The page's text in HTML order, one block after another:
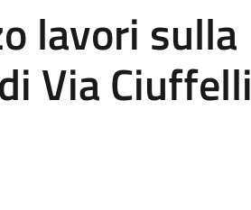
lavori sulla
Via Ciuffelli